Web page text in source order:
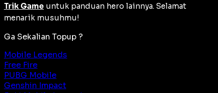
Trik Game untuk panduan hero lainnya. Selamat
menarik musuhmu!
Ga Sekalian Topup ?
Mobile Legends
Free Fire
PUBG Mobile
Genshin Impact